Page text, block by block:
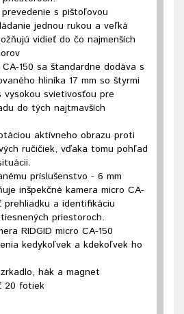
s pištoľovou
jednou rukou a veľká
vidieť do čo najmenších
150 sa štandardne dodáva s
hliníka 17 mm so štyrmi
vysokou svietivosťou pre
do tých najtmavších
aktívneho obrazu proti
ručičiek, vďaka tomu pohľad
príslušenstvo - 6 mm
inšpekčné kamera micro CA-
prehliadku a identifikáciu
priestoroch.
RIDGID micro CA-150
kedykoľvek a kdekoľvek ho
hák a magnet
20 fotiek